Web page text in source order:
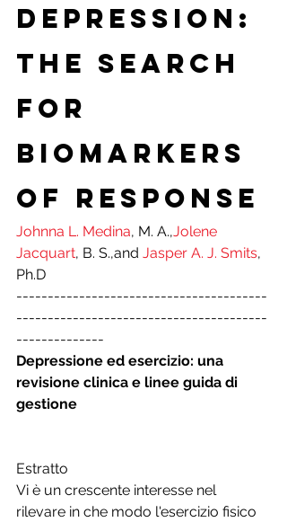
Depression:
The Search
for
Biomarkers
of Response
Johnna L. Medina, M. A.,Jolene
Jacquart, B. S.,and Jasper A. J. Smits,
Ph.D
----------------------------------------
----------------------------------------
--------------
Depressione ed esercizio: una
revisione clinica e linee guida di
gestione
Estratto
Vi è un crescente interesse nel
rilevare in che modo l'esercizio fisico